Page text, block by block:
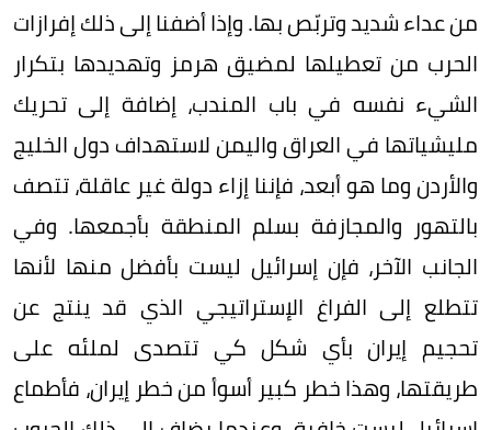
من عداء شديد وتربّص بها. وإذا أضفنا إلى ذلك إفرازات
الحرب من تعطيلها لمضيق هرمز وتهديدها بتكرار
الشيء نفسه في باب المندب، إضافة إلى تحريك
مليشياتها في العراق واليمن لاستهداف دول الخليج
والأردن وما هو أبعد، فإننا إزاء دولة غير عاقلة، تتصف
بالتهور والمجازفة بسلم المنطقة بأجمعها. وفي
الجانب الآخر، فإن إسرائيل ليست بأفضل منها لأنها
تتطلع إلى الفراغ الإستراتيجي الذي قد ينتج عن
تحجيم إيران بأي شكل كي تتصدى لملئه على
طريقتها، وهذا خطر كبير أسوأ من خطر إيران، فأطماع